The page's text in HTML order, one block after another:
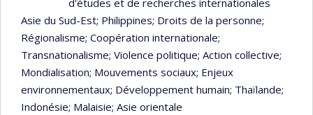
d'études et de recherches internationales
Asie du Sud-Est; Philippines; Droits de la personne;
Régionalisme; Coopération internationale;
Transnationalisme; Violence politique; Action collective;
Mondialisation; Mouvements sociaux; Enjeux
environnementaux; Développement humain; Thaïlande;
Indonésie; Malaisie; Asie orientale